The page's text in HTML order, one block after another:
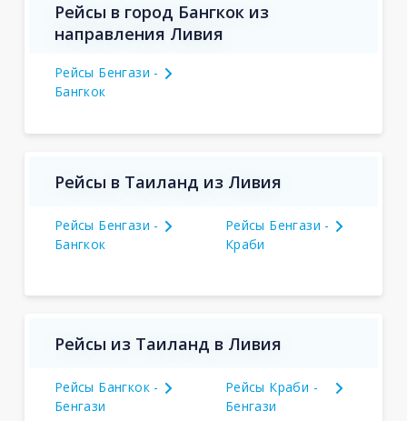
Рейсы в город Бангкок из
направления Ливия
Рейсы Бенгази -
Бангкок
Рейсы в Таиланд из Ливия
Рейсы Бенгази -
Бангкок
Рейсы Бенгази -
Краби
Рейсы из Таиланд в Ливия
Рейсы Бангкок -
Бенгази
Рейсы Краби -
Бенгази